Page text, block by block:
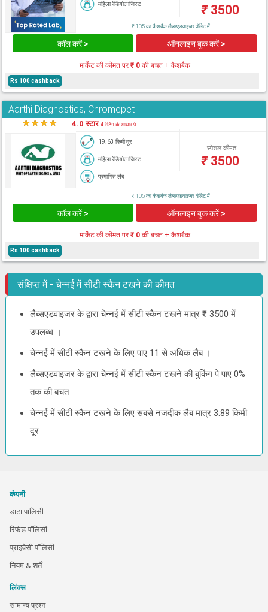
महिला रेडियोलाजिस्ट ₹3500
₹ 105 का कैशबैक लैब्सएडवाइजर वॉलेट में
कॉल करें > ऑनलाइन बुक करें >
मार्केट की कीमत पर₹ 0की बचत + कैशबैक
Rs 100 cashback
Aarthi Diagnostics, Chromepet
★★★★ 4.0 स्टार4 रेटिंग के आधार पे
19.63 किमी दूर
महिला रेडियोलाजिस्ट
प्रमाणित लैब
स्पेशल कीमत
₹3500
₹ 105 का कैशबैक लैब्सएडवाइजर वॉलेट में
कॉल करें > ऑनलाइन बुक करें >
मार्केट की कीमत पर₹ 0की बचत + कैशबैक
Rs 100 cashback
संक्षिप्त में - चेन्नई में सीटी स्कैन टखने की कीमत
लैब्सएडवाइजर के द्वारा चेन्नई में सीटी स्कैन टखने मात्र ₹ 3500 में
उपलब्ध ।
चेन्नई में सीटी स्कैन टखने के लिए पाए 11 से अधिक लैब ।
लैब्सएडवाइजर के द्वारा चेन्नई में सीटी स्कैन टखने की बुकिंग पे पाए 0%
तक की बचत
चेन्नई में सीटी स्कैन टखने के लिए सबसे नजदीक लैब मात्र 3.89 किमी
दूर
कंपनी
डाटा पालिसी
रिफंड पॉलिसी
प्राइवेसी पॉलिसी
नियम & शर्तें
लिंक्स
सामान्य प्रश्न